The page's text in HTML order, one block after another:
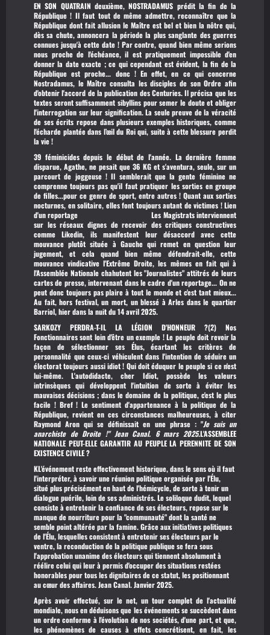
EN SON QUATRAIN deuxième, NOSTRADAMUS prédit la fin de la
République ! Il faut tout de même admettre, reconnaître que la
République dont fait allusion le Maître est bel et bien la nôtre qui,
dès sa chute, annoncera la période la plus sanglante des guerres
connues jusqu'à cette date ! Par contre, quand bien même serions
nous proche de l'échéance, il est pratiquement impossible d'en
donner la date exacte ; ce qui cependant est évident, la fin de la
République est proche... donc ! En effet, en ce qui concerne
Nostradamus, le Maître consulta les disciples de son Ordre afin
d'obtenir l'accord de la publication des Centuries. Il précisa que les
textes seront suffisamment sibyllins pour semer le doute et obliger
l'interrogation sur leur signification. La seule preuve de la véracité
de ses écrits repose dans plusieurs exemples historiques, comme
l'écharde plantée dans l’œil du Roi qui, suite à cette blessure perdit
la vie !
39 féminicides depuis le début de l'année. La dernière femme
disparue, Agathe, ne pesait que 36 KG et s'aventura, seule, sur un
parcourt de joggeuse ! Il semblerait que la gente féminine ne
comprenne toujours pas qu'il faut pratiquer les sorties en groupe
de filles...pour ce genre de sport, entre autres ! Quant aux sorties
nocturnes, en solitaire, elles font toujours autant de victimes !Lien
d'un reportageLes Magistrats interviennent
sur les réseaux dignes de recevoir des critiques constructives
commeLikedin, ils manifestent leur désaccord avec cette
mouvance plutôt située à Gauche qui remet en question leur
jugement, et cela quand bien même défendrait-elle, cette
mouvance vindicative l'Extrême Droite, les mêmes en fait qui à
l'Assemblée Nationale chahutent les "Journalistes" attitrés de leurs
cartes de presse, intervenant dans le cadre d'un reportage... On ne
peut donc toujours pas plaire à tout le monde et c'est tant mieux...
Au fait, hors festival, un mort, un blessé à Arles dans le quartier
Barriol, hier dans la nuit du 14 avril 2025.
SARKOZY PERDRA-T-IL LA LÉGION D'HONNEUR ?(2) Nos
Fonctionnaires sont loin d'être un exemple ! Le peuple doit revoir la
façon de sélectionner ses Élus, écartant les critères de
personnalité que ceux-ci véhiculent dans l'intention de séduire un
électorat toujours aussi idiot ! Qui doit éduquer le peuple si ce n'est
lui-même. L'autodidacte, cher Idiot, possède les valeurs
intrinsèques qui développent l'intuition de sorte à éviter les
mauvaises décisions ; dans le domaine de la politique, c'est le plus
facile ! Bref ! Le sentiment d'appartenance à la politique de la
République, revient en ces circonstances malheureuses, à citer
Raymond Aron qui se définissait en une phrase : "Je suis un
anarchiste de Droite !" Jean Canal. 6 mars 2025.L'ASSEMBLEE
NATIONALE PEUT-ELLE GARANTIR AU PEUPLE LA PERENNITE DE SON
EXISTENCE CIVILE ?
KL'événement reste effectivement historique, dans le sens où il faut
l'interpréter, à savoir une réunion politique organisée par l'Élu,
situé plus précisément en haut de l'hémicycle, de sorte à tenir un
dialogue puérile, loin de ses administrés. Le soliloque dudit, lequel
consiste à entretenir la confiance de ses électeurs, repose sur le
manque de nourriture pour la "communauté" dont la santé ne
semble point altérée par la famine. Grâce aux initiatives politiques
de l'Élu, lesquelles consistent à entretenir ses électeurs par le
ventre, la reconduction de la politique publique se fera sous
l'approbation unanime des électeurs qui tiennent absolument à
réélire celui qui leur à permis d'occuper des situations restées
honorables pour tous les dignitaires de ce statut, les positionnant
au cœur des affaires. Jean Canal. Janvier 2025.
Après avoir effectué, sur le net, un tour complet de l'actualité
mondiale, nous en déduisons que les événements se succèdent dans
un ordre conforme à l'évolution de nos sociétés, d'une part, et que,
les phénomènes de causes à effets concrétisent, en fait, les